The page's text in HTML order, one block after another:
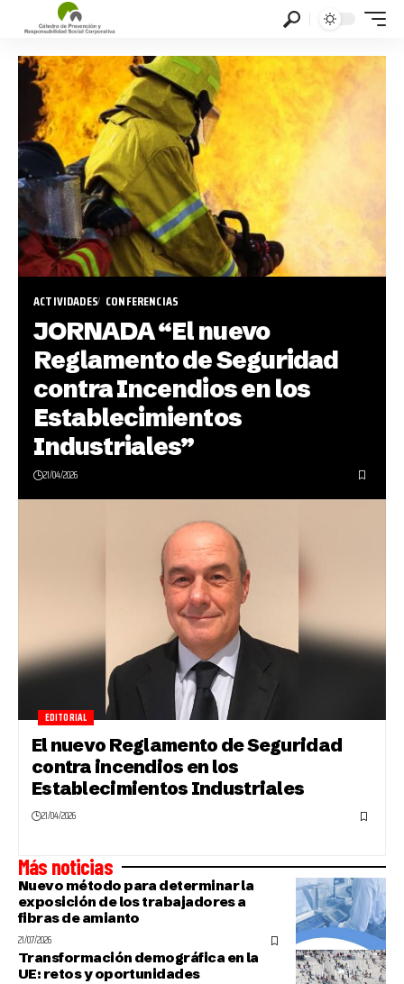
ACTIVIDADES CONFERENCIAS
JORNADA “El nuevo
Reglamento de Seguridad
contra Incendios en los
Establecimientos
Industriales”
21/04/2026
EDITORIAL
El nuevo Reglamento de Seguridad
contra incendios en los
Establecimientos Industriales
21/04/2026
Más noticias
Nuevo método para determinar la
exposición de los trabajadores a
fibras de amianto
21/07/2026
Transformación demográfica en la
UE: retos y oportunidades